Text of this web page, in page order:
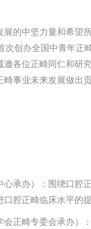
的中坚力量和希望
创办全国中青年
各位正畸同仁和研
事业未来发展做出
承办）：围绕口腔
腔正畸临床水平的提
会正畸专委会承办）